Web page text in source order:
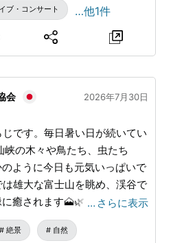
豊後大野市朝地町上尾塚
） TEL：080-5285-0477
ブ・コンサート …他1件
会 2026年7月30日
です。毎日暑い日が続いてい
峡の木々や鳥たち、虫たち
ように今日も元気いっぱいで
癒されます🗻🌿 自然に囲ま
フレッシュしませんか？🍃
ひ「わらじ」でゆっくりとお
… さらに表示
絶景 自然